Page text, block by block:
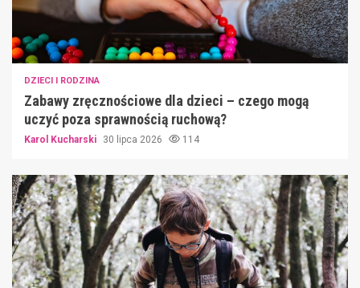
DZIECI I RODZINA
Zabawy zręcznościowe dla dzieci – czego mogą
uczyć poza sprawnością ruchową?
Karol Kucharski 30 lipca 2026 114